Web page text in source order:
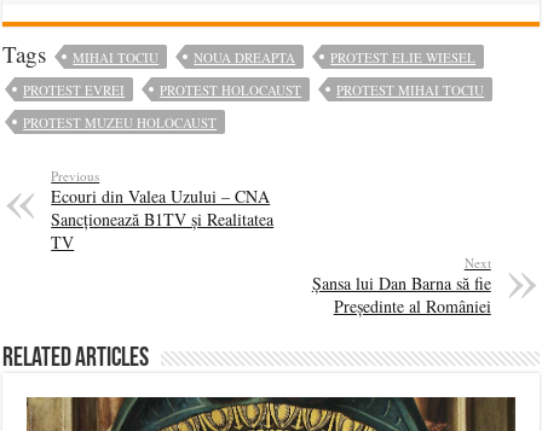
Tags MIHAI TOCIU NOUA DREAPTA
PROTEST ELIE WIESEL
PROTEST EVREI
PROTEST HOLOCAUST
PROTEST MIHAI TOCIU
PROTEST MUZEU HOLOCAUST
Previous
Ecouri din Valea Uzului – CNA
Sancționează B1TV și Realitatea
TV
Next
Șansa lui Dan Barna să fie
Președinte al României
Related Articles